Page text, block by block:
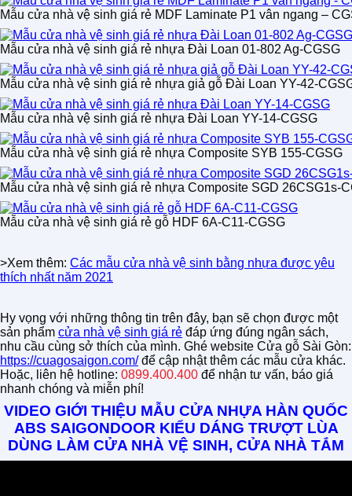
Mẫu cửa nhà vệ sinh giá rẻ MDF Laminate P1 vân ngang –
Mẫu cửa nhà vệ sinh giá rẻ nhựa Đài Loan 01-802 Ag-CGSG
Mẫu cửa nhà vệ sinh giá rẻ nhựa giả gỗ Đài Loan YY-42-
Mẫu cửa nhà vệ sinh giá rẻ nhựa Đài Loan YY-14-CGSG
Mẫu cửa nhà vệ sinh giá rẻ nhựa Composite SYB 155-CGSG
Mẫu cửa nhà vệ sinh giá rẻ nhựa Composite SGD 26CSG1s-
Mẫu cửa nhà vệ sinh giá rẻ gỗ HDF 6A-C11-CGSG
>Xem thêm: Các mẫu cửa nhà vệ sinh bằng nhựa được yêu
thích nhất năm 2021
Hy vọng với những thông tin trên đây, bạn sẽ chọn được một
sản phẩm cửa nhà vệ sinh giá rẻ đáp ứng đúng ngân sách,
nhu cầu cùng sở thích của mình. Ghé website Cửa gỗ Sài Gòn:
https://cuagosaigon.com/để cập nhật thêm các mẫu cửa khác.
Hoặc, liên hệ hotline: 0899.400.400 để nhận tư vấn, báo giá
nhanh chóng và miễn phí!
VIDEO GIỚI THIỆU MẪU CỬA NHỰA HÀN QUỐC
ABS SAIGONDOOR KIỂU DÁNG TRƯỢT LÙA
DÙNG LÀM CỬA NHÀ VỆ SINH, CỬA NHÀ TẮM